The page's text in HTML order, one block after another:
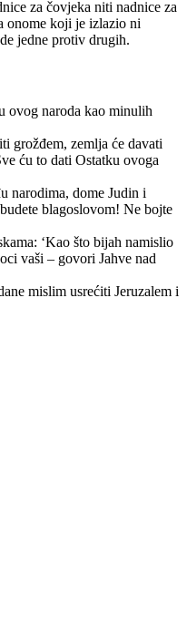
za čovjeka niti nadnice za
onome koji je izlazio ni
jedne protiv drugih.
ovog naroda kao minulih
grožđem, zemlja će davati
ću to dati Ostatku ovoga
narodima, dome Judin i
blagoslovom! Ne bojte
‘Kao što bijah namislio
vaši – govori Jahve nad
mislim usrećiti Jeruzalem i